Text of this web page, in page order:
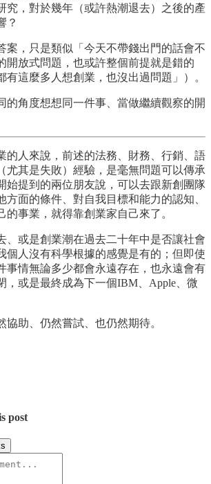
究，對於幾年（或許熱潮退去）之後的產
？
案，只是類似「今天不帶錢出門的話會不
開放式問題，也或許整個前提就是錯的
有這麼多人想創業，也沒出過問題」）。
的角度想想同一件事、當做繼續觀察的開
的人來說，前述的法務、財務、行銷、語
尤其是失敗）經驗，是毫無問題可以傳承
始提到的兩位朋友說，可以去跟新創團隊
方面的條件、對自我目標和能力的認知、
的事業，就得靠創業家自己來了。
、或是創業潮在過去二十年中是否讓社會
個人沒有科學根據的感覺是有的；但即使
事情無論多少都會永遠存在，也永遠會有
，或是最終成為下一個IBM、Apple、微
協助、仍然嘗試、也仍然期待。
post